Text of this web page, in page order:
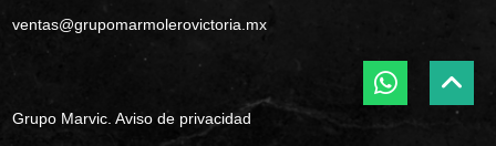
ventas@grupomarmolerovictoria.mx
Grupo Marvic.Aviso de privacidad